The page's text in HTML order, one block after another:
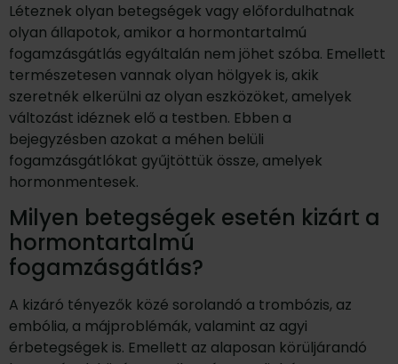
Léteznek olyan betegségek vagy előfordulhatnak
olyan állapotok, amikor a hormontartalmú
fogamzásgátlás egyáltalán nem jöhet szóba. Emellett
természetesen vannak olyan hölgyek is, akik
szeretnék elkerülni az olyan eszközöket, amelyek
változást idéznek elő a testben. Ebben a
bejegyzésben azokat a méhen belüli
fogamzásgátlókat gyűjtöttük össze, amelyek
hormonmentesek.
Milyen betegségek esetén kizárt a
hormontartalmú
fogamzásgátlás?
A kizáró tényezők közé sorolandó a trombózis, az
embólia, a májproblémák, valamint az agyi
érbetegségek is. Emellett az alaposan körüljárandó